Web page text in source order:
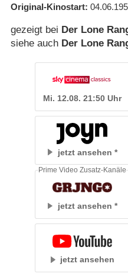
Original-Kinostart
gezeigt bei Der Lone
siehe auch Der Lone
Mi. 12.08. 21:50 Uhr
jetzt ansehen
jetzt ansehen
Prime Video Zusatz-Kanäle
jetzt ansehen